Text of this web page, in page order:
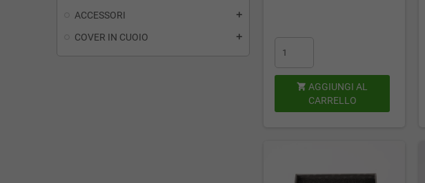
ACCESSORI add
COVER IN CUOIO add
 AGGIUNGI AL
CARRELLO